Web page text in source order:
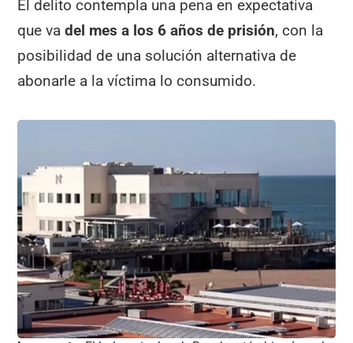
El delito contempla una pena en expectativa
que va del mes a los 6 años de prisión, con la
posibilidad de una solución alternativa de
abonarle a la víctima lo consumido.